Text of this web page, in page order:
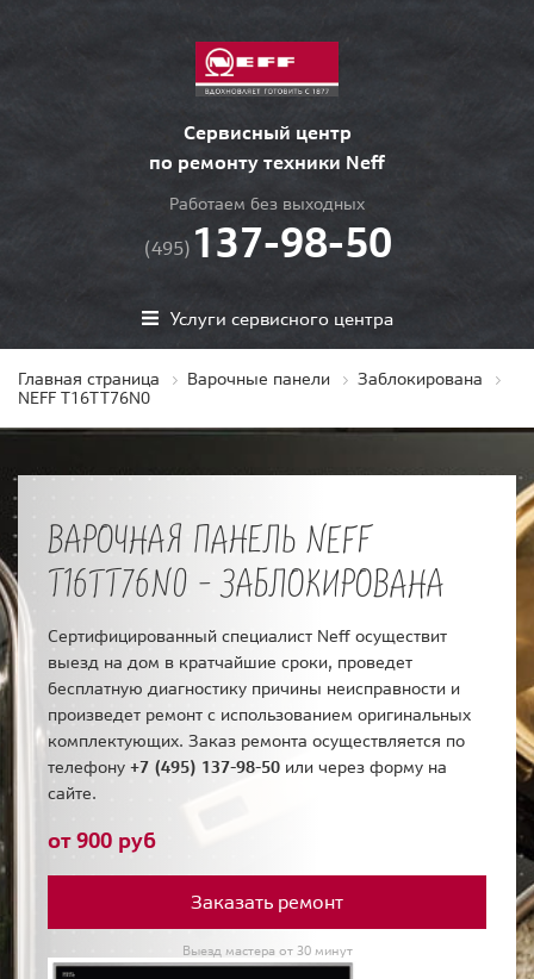
Сервисный центр
по ремонту техники Neff
Работаем без выходных
(495) 137-98-50
Услуги сервисного центра
Главная страница Варочные панели
Заблокирована
NEFF T16TT76N0
ВАРОЧНАЯ ПАНЕЛЬ NEFF
T16TT76N0 - ЗАБЛОКИРОВАНА
Сертифицированный специалист Neff осуществит
выезд на дом в кратчайшие сроки, проведет
бесплатную диагностику причины неисправности и
произведет ремонт с использованием оригинальных
комплектующих. Заказ ремонта осуществляется по
телефону +7 (495) 137-98-50 или через форму на
сайте.
от 900 руб
Заказать ремонт
Выезд мастера от 30 минут